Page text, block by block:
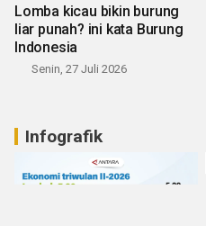
Lomba kicau bikin burung
liar punah? ini kata Burung
Indonesia
Senin, 27 Juli 2026
Infografik